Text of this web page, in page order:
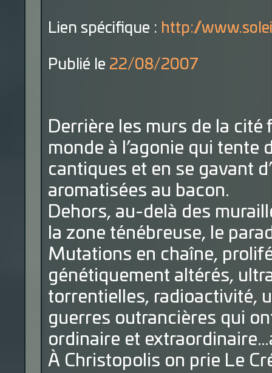
Lien spécifique : http://
Publié le 22/08/2007
Derrière les murs de la cité
monde à l’agonie qui
cantiques et en se gavant
aromatisées au bacon.
Dehors, au-delà des
la zone ténébreuse, le
Mutations en chaîne,
génétiquement altérés,
torrentielles, radioactivité,
guerres outrancières qui
ordinaire et
À Christopolis on prie Le